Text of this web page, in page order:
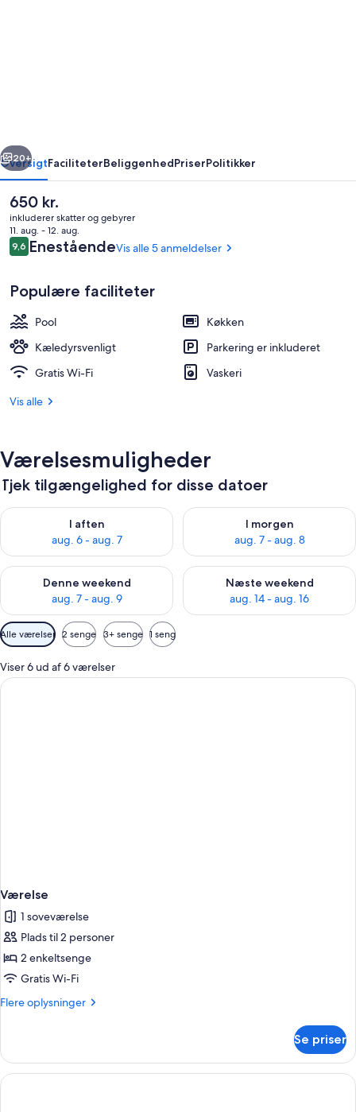
Deluxe-bungalow - søudsigt |
Næste
20+
OversigtFaciliteterBeliggenhedPriserPolitikker
Den
nuværende
pris
er
650 kr.
650 kr.
inkluderer skatter og gebyrer
11. aug. - 12. aug.
Anmeldelser
9,69,6 ud af 10.
EneståendeVis alle 5 anmeldelser
Populære faciliteter
Pool
Køkken
Kæledyrsvenligt
Parkering er inkluderet
Gratis Wi-Fi
Vaskeri
Vis alle
Værelsesmuligheder
Tjek tilgængelighed for disse datoer
I aften
aug. 6 - aug. 7
Tjek tilgængelighed for i aften aug. 6 - aug. 7
I morgen
aug. 7 - aug. 8
Tjek tilgængelighed for i
Denne weekend
aug. 7 - aug. 9
Tjek tilgængelighed for denne weekend aug. 7 - aug. 9
Næste weekend
aug. 14 - aug. 16
Tjek tilgængelighed for næste
Tilgængelige
filtre
for
værelser
Alle værelser 2 senge 3+ senge 1 seng
Viser 6 ud af 6 værelser
Værelse
1 soveværelse
Plads til 2 personer
2 enkeltsenge
Gratis Wi-Fi
Flere oplysninger
Flere
Se priser